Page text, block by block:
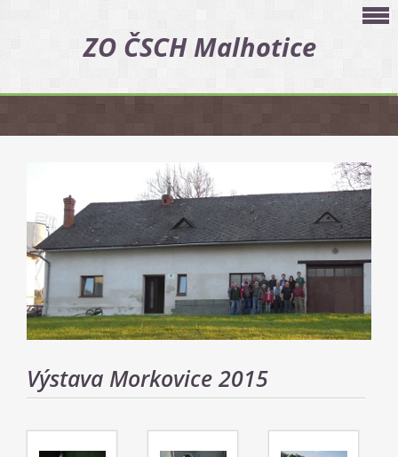
ZO ČSCH Malhotice
Výstava Morkovice 2015